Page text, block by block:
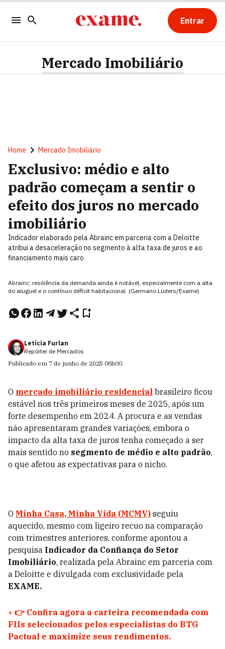
Entrar
Mercado Imobiliário
Home Mercado Imobiliário
Exclusivo: médio e alto
padrão começam a sentir o
efeito dos juros no mercado
imobiliário
Indicador elaborado pela Abrainc em parceria com a Deloitte
atribui a desaceleração no segmento à alta taxa de juros e ao
financiamento mais caro
Abrainc: resiliência da demanda ainda é notável, especialmente com a alta
do aluguel e o contínuo déficit habitacional. (Germano Lüders/Exame)
Letícia Furlan
Repórter de Mercados
Publicado em 7 de junho de 2025 08h00.
O mercado imobiliário residencial brasileiro ficou
estável nos três primeiros meses de 2025, após um
forte desempenho em 2024. A procura e as vendas
não apresentaram grandes variações, embora o
impacto da alta taxa de juros tenha começado a ser
mais sentido no segmento de médio e alto padrão,
o que afetou as expectativas para o nicho.
O Minha Casa, Minha Vida (MCMV) seguiu
aquecido, mesmo com ligeiro recuo na comparação
com trimestres anteriores, conforme apontou a
pesquisa Indicador da Confiança do Setor
Imobiliário, realizada pela Abrainc em parceria com
a Deloitte e divulgada com exclusividade pela
EXAME.
+ 👉 Confira agora a carteira recomendada com
FIIs selecionados pelos especialistas do BTG
Pactual e maximize seus rendimentos.